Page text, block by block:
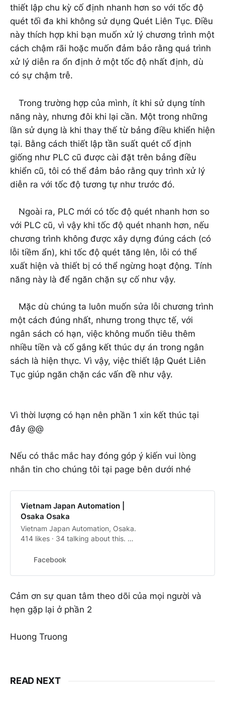
thiết lập chu kỳ cố định nhanh hơn so với tốc độ
quét tối đa khi không sử dụng Quét Liên Tục. Điều
này thích hợp khi bạn muốn xử lý chương trình một
cách chậm rãi hoặc muốn đảm bảo rằng quá trình
xử lý diễn ra ổn định ở một tốc độ nhất định, dù
có sự chậm trễ.
Trong trường hợp của mình, ít khi sử dụng tính
năng này, nhưng đôi khi lại cần. Một trong những
lần sử dụng là khi thay thế từ bảng điều khiển hiện
tại. Bằng cách thiết lập tần suất quét cố định
giống như PLC cũ được cài đặt trên bảng điều
khiển cũ, tôi có thể đảm bảo rằng quy trình xử lý
diễn ra với tốc độ tương tự như trước đó.
Ngoài ra, PLC mới có tốc độ quét nhanh hơn so
với PLC cũ, vì vậy khi tốc độ quét nhanh hơn, nếu
chương trình không được xây dựng đúng cách (có
lỗi tiềm ẩn), khi tốc độ quét tăng lên, lỗi có thể
xuất hiện và thiết bị có thể ngừng hoạt động. Tính
năng này là để ngăn chặn sự cố như vậy.
Mặc dù chúng ta luôn muốn sửa lỗi chương trình
một cách đúng nhất, nhưng trong thực tế, với
ngân sách có hạn, việc không muốn tiêu thêm
nhiều tiền và cố gắng kết thúc dự án trong ngân
sách là hiện thực. Vì vậy, việc thiết lập Quét Liên
Tục giúp ngăn chặn các vấn đề như vậy.
Vì thời lượng có hạn nên phần 1 xin kết thúc tại
đây @@
Nếu có thắc mắc hay đóng góp ý kiến vui lòng
nhắn tin cho chúng tôi tại page bên dưới nhé
Vietnam Japan Automation |
Osaka Osaka
Vietnam Japan Automation, Osaka.
414 likes · 34 talking about this. Sứ
Tự Động Hóa Việt NamĐáp ứng
Facebook
Cảm ơn sự quan tâm theo dõi của mọi người và
hẹn gặp lại ở phần 2
Huong Truong
READ NEXT